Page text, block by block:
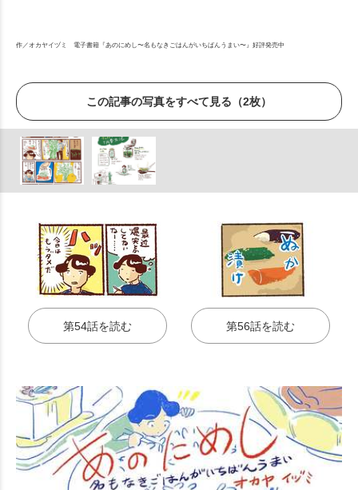
作／オカヤイヅミ 電子書籍『あのにめし〜名もなきごはんがいちばんうまい〜』好評発売中
この記事の写真をすべて見る（2枚）
第54話を読む 第56話を読む